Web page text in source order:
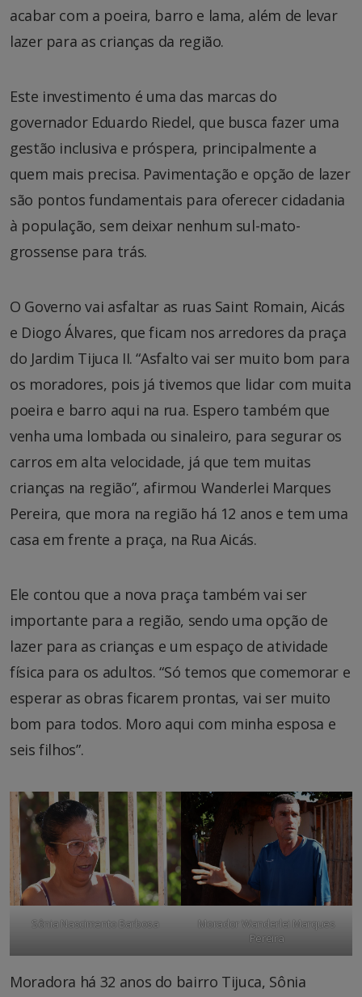
acabar com a poeira, barro e lama, além de levar
lazer para as crianças da região.
Este investimento é uma das marcas do
governador Eduardo Riedel, que busca fazer uma
gestão inclusiva e próspera, principalmente a
quem mais precisa. Pavimentação e opção de lazer
são pontos fundamentais para oferecer cidadania
à população, sem deixar nenhum sul-mato-
grossense para trás.
O Governo vai asfaltar as ruas Saint Romain, Aicás
e Diogo Álvares, que ficam nos arredores da praça
do Jardim Tijuca II. “Asfalto vai ser muito bom para
os moradores, pois já tivemos que lidar com muita
poeira e barro aqui na rua. Espero também que
venha uma lombada ou sinaleiro, para segurar os
carros em alta velocidade, já que tem muitas
crianças na região”, afirmou Wanderlei Marques
Pereira, que mora na região há 12 anos e tem uma
casa em frente a praça, na Rua Aicás.
Ele contou que a nova praça também vai ser
importante para a região, sendo uma opção de
lazer para as crianças e um espaço de atividade
física para os adultos. “Só temos que comemorar e
esperar as obras ficarem prontas, vai ser muito
bom para todos. Moro aqui com minha esposa e
seis filhos”.
Sônia Nascimento Barbosa
Morador Wanderlei Marques
Pereira
Moradora há 32 anos do bairro Tijuca, Sônia